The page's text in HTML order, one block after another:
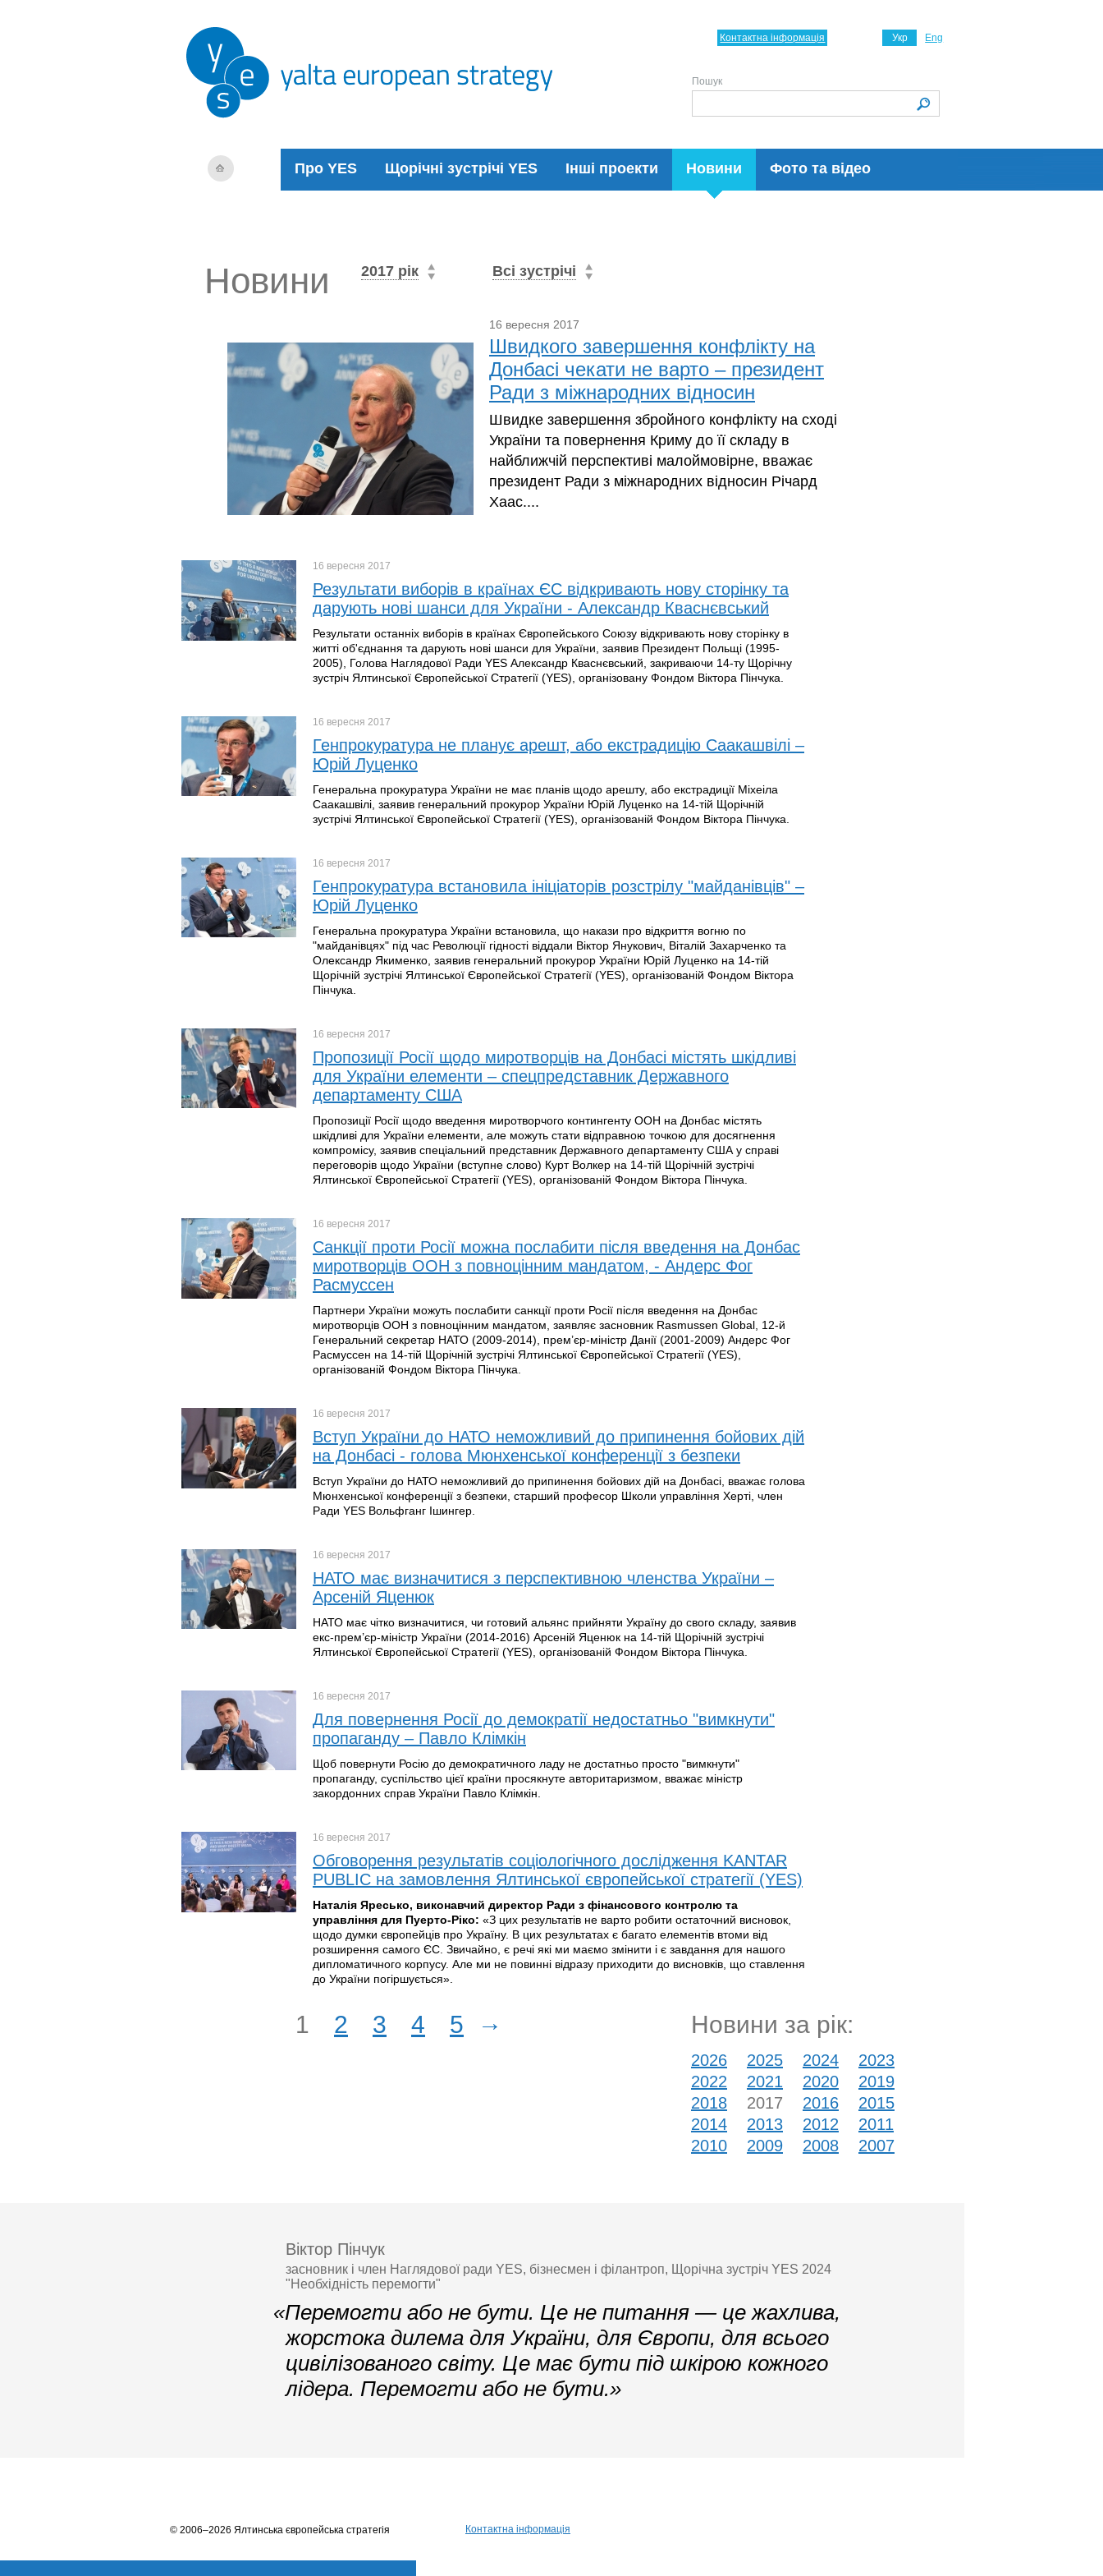
Про YES Щорічні зустрічі YES Інші проекти Новини Фото та відео
Укр Eng
Контактна інформація
Пошук
Новини 2017 рік Всі зустрічі
16 вересня 2017
Швидкого завершення конфлікту на
Донбасі чекати не варто – президент
Ради з міжнародних відносин
Швидке завершення збройного конфлікту на сході
України та повернення Криму до її складу в
найближчій перспективі малоймовірне, вважає
президент Ради з міжнародних відносин Річард
Хаас....
16 вересня 2017
Результати виборів в країнах ЄС відкривають нову сторінку та
дарують нові шанси для України - Александр Кваснєвський
Результати останніх виборів в країнах Європейського Союзу відкривають нову сторінку в
житті об'єднання та дарують нові шанси для України, заявив Президент Польщі (1995-
2005), Голова Наглядової Ради YES Александр Кваснєвський, закриваючи 14-ту Щорічну
зустріч Ялтинської Європейської Стратегії (YES), організовану Фондом Віктора Пінчука.
16 вересня 2017
Генпрокуратура не планує арешт, або екстрадицію Саакашвілі –
Юрій Луценко
Генеральна прокуратура України не має планів щодо арешту, або екстрадиції Міхеіла
Саакашвілі, заявив генеральний прокурор України Юрій Луценко на 14-тій Щорічній
зустрічі Ялтинської Європейської Стратегії (YES), організованій Фондом Віктора Пінчука.
16 вересня 2017
Генпрокуратура встановила ініціаторів розстрілу "майданівців" –
Юрій Луценко
Генеральна прокуратура України встановила, що накази про відкриття вогню по
"майданівцях" під час Революції гідності віддали Віктор Янукович, Віталій Захарченко та
Олександр Якименко, заявив генеральний прокурор України Юрій Луценко на 14-тій
Щорічній зустрічі Ялтинської Європейської Стратегії (YES), організованій Фондом Віктора
Пінчука.
16 вересня 2017
Пропозиції Росії щодо миротворців на Донбасі містять шкідливі
для України елементи – спецпредставник Державного
департаменту США
Пропозиції Росії щодо введення миротворчого контингенту ООН на Донбас містять
шкідливі для України елементи, але можуть стати відправною точкою для досягнення
компромісу, заявив спеціальний представник Державного департаменту США у справі
переговорів щодо України (вступне слово) Курт Волкер на 14-тій Щорічній зустрічі
Ялтинської Європейської Стратегії (YES), організованій Фондом Віктора Пінчука.
16 вересня 2017
Санкції проти Росії можна послабити після введення на Донбас
миротворців ООН з повноцінним мандатом, - Андерс Фог
Расмуссен
Партнери України можуть послабити санкції проти Росії після введення на Донбас
миротворців ООН з повноцінним мандатом, заявляє засновник Rasmussen Global, 12-й
Генеральний секретар НАТО (2009-2014), прем’єр-міністр Данії (2001-2009) Андерс Фог
Расмуссен на 14-тій Щорічній зустрічі Ялтинської Європейської Стратегії (YES),
організованій Фондом Віктора Пінчука.
16 вересня 2017
Вступ України до НАТО неможливий до припинення бойових дій
на Донбасі - голова Мюнхенської конференції з безпеки
Вступ України до НАТО неможливий до припинення бойових дій на Донбасі, вважає голова
Мюнхенської конференції з безпеки, старший професор Школи управління Херті, член
Ради YES Вольфганг Ішингер.
16 вересня 2017
НАТО має визначитися з перспективною членства України –
Арсеній Яценюк
НАТО має чітко визначитися, чи готовий альянс прийняти Україну до свого складу, заявив
екс-прем’єр-міністр України (2014-2016) Арсеній Яценюк на 14-тій Щорічній зустрічі
Ялтинської Європейської Стратегії (YES), організованій Фондом Віктора Пінчука.
16 вересня 2017
Для повернення Росії до демократії недостатньо "вимкнути"
пропаганду – Павло Клімкін
Щоб повернути Росію до демократичного ладу не достатньо просто "вимкнути"
пропаганду, суспільство цієї країни просякнуте авторитаризмом, вважає міністр
закордонних справ України Павло Клімкін.
16 вересня 2017
Обговорення результатів соціологічного дослідження KANTAR
PUBLIC на замовлення Ялтинської європейської стратегії (YES)
Наталія Яресько, виконавчий директор Ради з фінансового контролю та
управління для Пуерто-Ріко: «З цих результатів не варто робити остаточний висновок,
щодо думки європейців про Україну. В цих результатах є багато елементів втоми від
розширення самого ЄС. Звичайно, є речі які ми маємо змінити і є завдання для нашого
дипломатичного корпусу. Але ми не повинні відразу приходити до висновків, що ставлення
до України погіршується».
1 2 3 4 5 → Новини за рік:
2026 2025 2024
2023
2022
2021 2020
2019
2018
2017 2016
2015
2014
2013 2012
2011
2010
2009 2008 2007
Віктор Пінчук
засновник і член Наглядової ради YES, бізнесмен і філантроп, Щорічна зустріч YES 2024
"Необхідність перемогти"
«Перемогти або не бути. Це не питання — це жахлива,
жорстока дилема для України, для Європи, для всього
цивілізованого світу. Це має бути під шкірою кожного
лідера. Перемогти або не бути.»
© 2006–2026 Ялтинська європейська стратегія Контактна інформація